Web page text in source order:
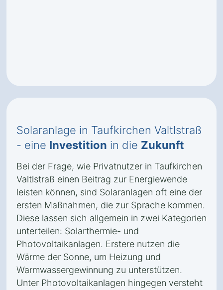
Solaranlage in Taufkirchen Valtlstraß
- eine Investition in die Zukunft
Bei der Frage, wie Privatnutzer in Taufkirchen
Valtlstraß einen Beitrag zur Energiewende
leisten können, sind Solaranlagen oft eine der
ersten Maßnahmen, die zur Sprache kommen.
Diese lassen sich allgemein in zwei Kategorien
unterteilen: Solarthermie- und
Photovoltaikanlagen. Erstere nutzen die
Wärme der Sonne, um Heizung und
Warmwassergewinnung zu unterstützen.
Unter Photovoltaikanlagen hingegen versteht